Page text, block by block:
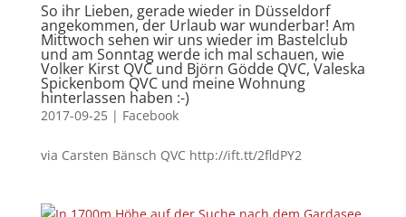
So ihr Lieben, gerade wieder in Düsseldorf
angekommen, der Urlaub war wunderbar! Am
Mittwoch sehen wir uns wieder im Bastelclub
und am Sonntag werde ich mal schauen, wie
Volker Kirst QVC und Björn Gödde QVC, Valeska
Spickenbom QVC und meine Wohnung
hinterlassen haben :-)
2017-09-25| Facebook
via Carsten Bänsch QVC http://ift.tt/2fldPY2